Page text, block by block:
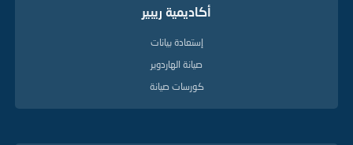
أكاديمية ريبير
إستعادة بيانات
صيانة الهاردوير
كورسات صيانة